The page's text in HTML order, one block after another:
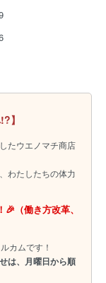
】
たウエノマチ商店
わたしたちの体力
（働き方改革、
カムです！
は、月曜日から順